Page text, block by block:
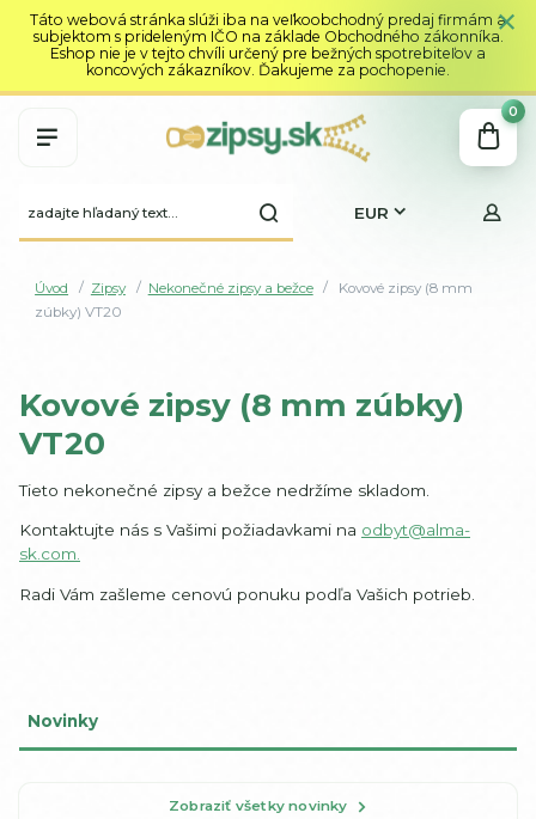
Táto webová stránka slúži iba na veľkoobchodný predaj firmám a
subjektom s prideleným IČO na základe Obchodného zákonníka.
Eshop nie je v tejto chvíli určený pre bežných spotrebiteľov a
koncových zákazníkov. Ďakujeme za pochopenie.
EUR
0
Úvod Zipsy Nekonečné zipsy a bežce
Kovové zipsy (8 mm
zúbky) VT20
Kovové zipsy (8 mm zúbky)
VT20
Tieto nekonečné zipsy a bežce nedržíme skladom.
Kontaktujte nás s Vašimi požiadavkami na odbyt@alma-
sk.com.
Radi Vám zašleme cenovú ponuku podľa Vašich potrieb.
Novinky
Zobraziť všetky novinky